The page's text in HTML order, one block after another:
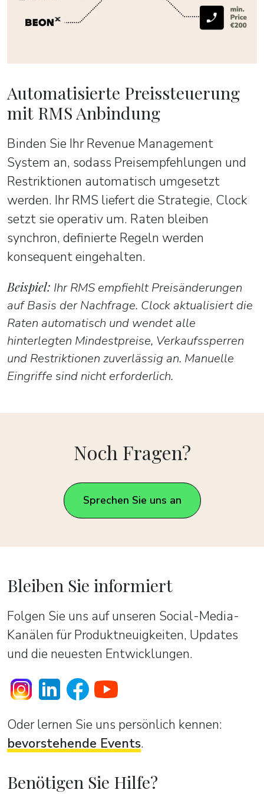
Automatisierte Preissteuerung
mit RMS Anbindung
Binden Sie Ihr Revenue Management
System an, sodass Preisempfehlungen und
Restriktionen automatisch umgesetzt
werden. Ihr RMS liefert die Strategie, Clock
setzt sie operativ um. Raten bleiben
synchron, definierte Regeln werden
konsequent eingehalten.
Beispiel: Ihr RMS empfiehlt Preisänderungen
auf Basis der Nachfrage. Clock aktualisiert die
Raten automatisch und wendet alle
hinterlegten Mindestpreise, Verkaufssperren
und Restriktionen zuverlässig an. Manuelle
Eingriffe sind nicht erforderlich.
Noch Fragen?
Sprechen Sie uns an
Bleiben Sie informiert
Folgen Sie uns auf unseren Social-Media-
Kanälen für Produktneuigkeiten, Updates
und die neuesten Entwicklungen.
Oder lernen Sie uns persönlich kennen:
bevorstehende Events.
Benötigen Sie Hilfe?